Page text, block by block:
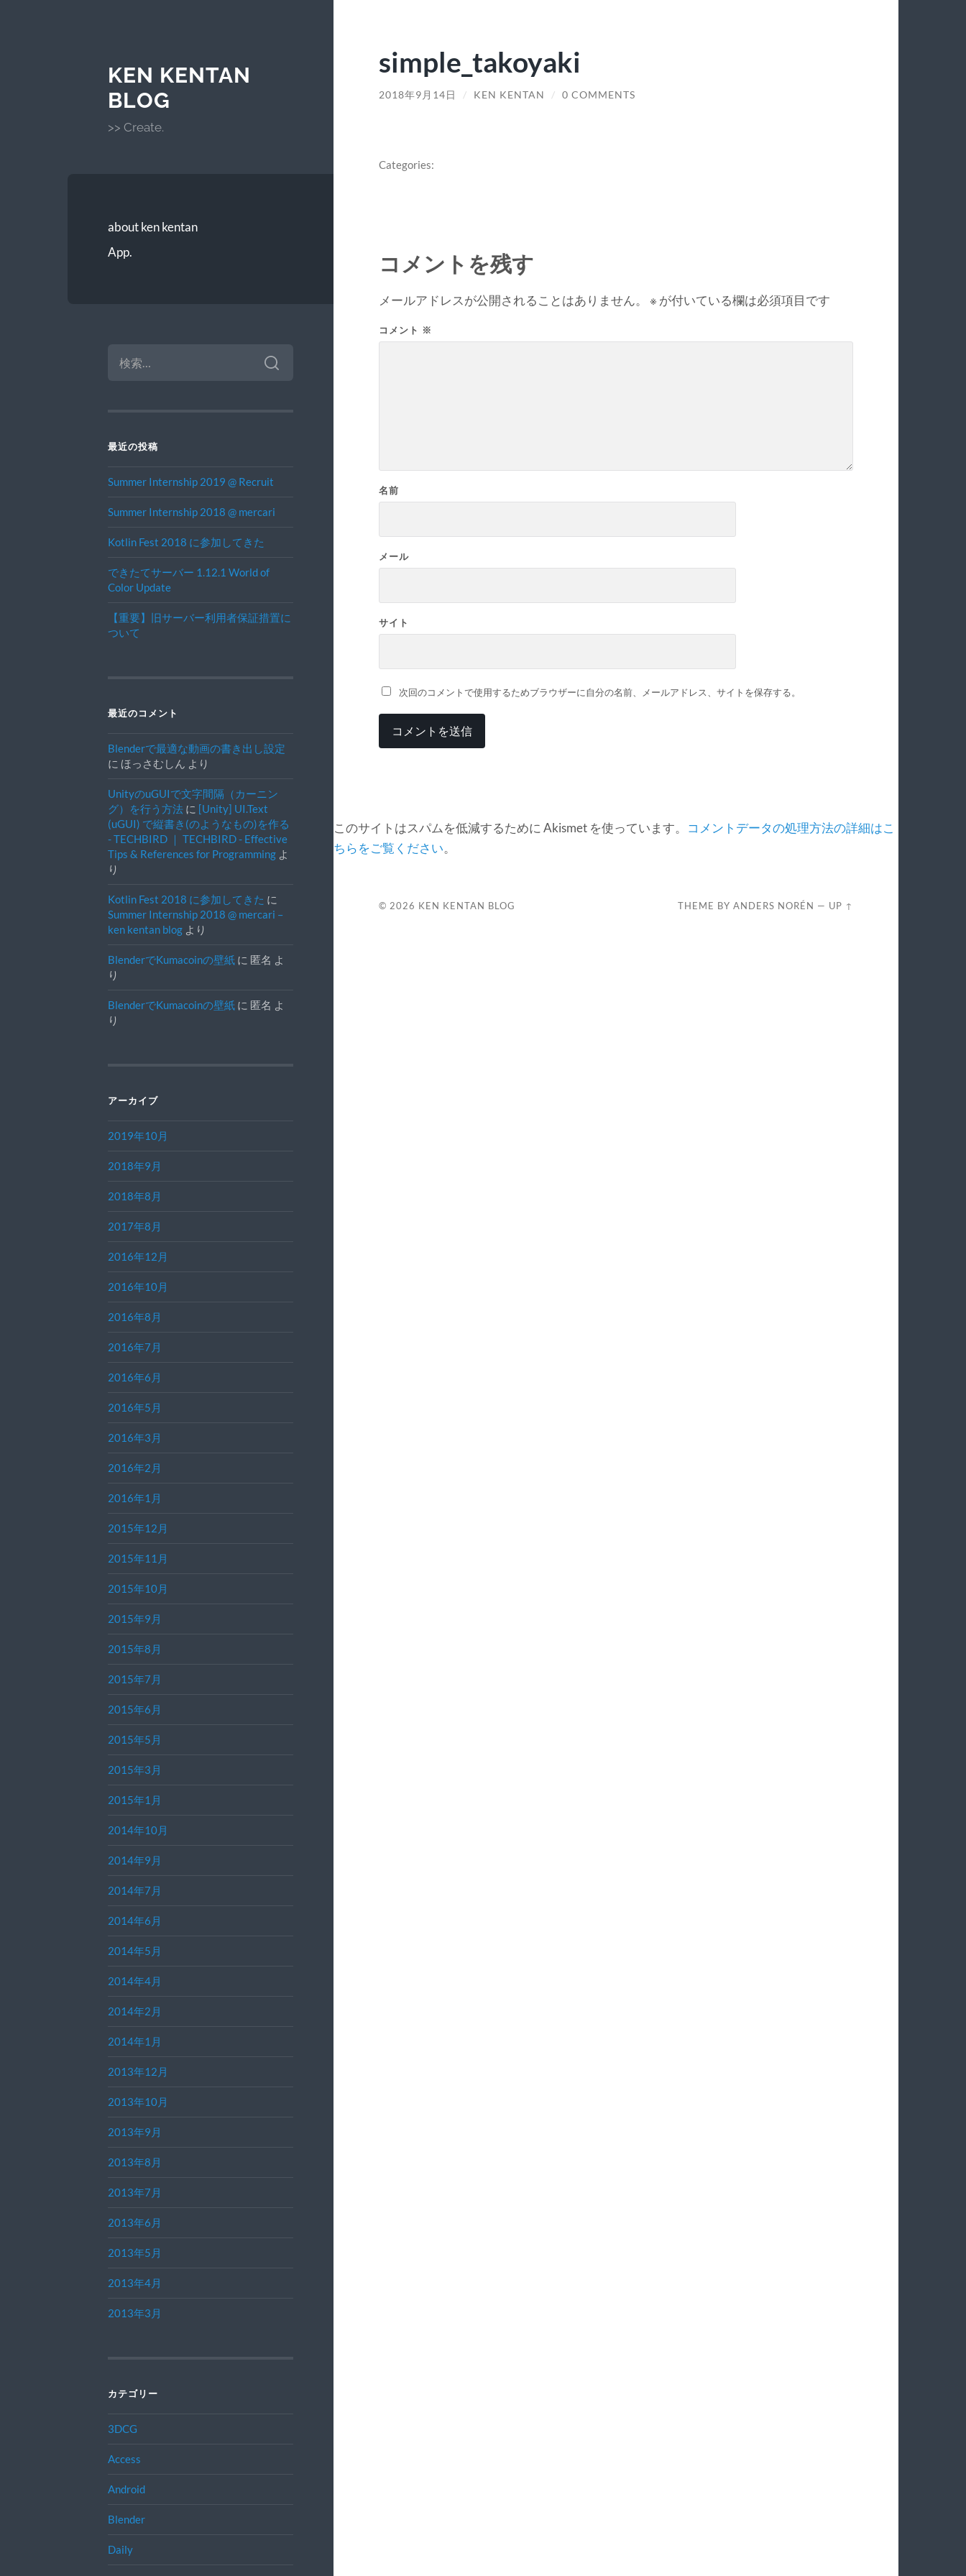
KEN KENTAN
BLOG
>> Create.
about ken kentan
App.
索:
最近の投稿
Summer Internship 2019 @ Recruit
Summer Internship 2018 @ mercari
Kotlin Fest 2018 に参加してきた
できたてサーバー 1.12.1 World of
Color Update
【重要】旧サーバー利用者保証措置に
ついて
最近のコメント
Blenderで最適な動画の書き出し設定
に ほっさむしん より
UnityのuGUIで文字間隔（カーニン
グ）を行う方法に [Unity] UI.Text
(uGUI) で縦書き(のようなもの)を作る
- TECHBIRD ｜ TECHBIRD - Effective
Tips & References for Programmingよ
り
Kotlin Fest 2018 に参加してきた に
Summer Internship 2018 @ mercari –
ken kentan blogより
BlenderでKumacoinの壁紙 に 匿名 よ
り
BlenderでKumacoinの壁紙 に 匿名 よ
り
アーカイブ
2019年10月
2018年9月
2018年8月
2017年8月
2016年12月
2016年10月
2016年8月
2016年7月
2016年6月
2016年5月
2016年3月
2016年2月
2016年1月
2015年12月
2015年11月
2015年10月
2015年9月
2015年8月
2015年7月
2015年6月
2015年5月
2015年3月
2015年1月
2014年10月
2014年9月
2014年7月
2014年6月
2014年5月
2014年4月
2014年2月
2014年1月
2013年12月
2013年10月
2013年9月
2013年8月
2013年7月
2013年6月
2013年5月
2013年4月
2013年3月
カテゴリー
3DCG
Access
Android
Blender
Daily
simple_takoyaki
2018年9月14日 / KEN KENTAN / 0 COMMENTS
Categories:
コメントを残す
メールアドレスが公開されることはありません。 ※ が付いている欄は必須項目です
コメント ※
名前
メール
サイト
次回のコメントで使用するためブラウザーに自分の名前、メールアドレス、サイトを保存する。
このサイトはスパムを低減するために Akismet を使っています。 コメントデータの処理方法の詳細はこ
ちらをご覧ください。
© 2026 KEN KENTAN BLOG THEME BYANDERS NORÉN — UP ↑